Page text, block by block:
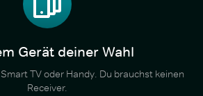
Gerät deiner Wahl
TV oder Handy. Du brauchst keinen
Receiver.